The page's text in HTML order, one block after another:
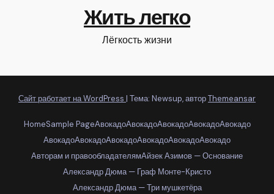
Жить легко
Лёгкость жизни
Сайт работает на WordPress | Тема: Newsup, авторThemeansar
HomeSample PageАвокадоАвокадоАвокадоАвокадоАвокадо
АвокадоАвокадоАвокадоАвокадоАвокадоАвокадо
Авторам и правообладателямАйзек Азимов — Основание
Александр Дюма — Граф Монте-Кристо
Александр Дюма — Три мушкетёра